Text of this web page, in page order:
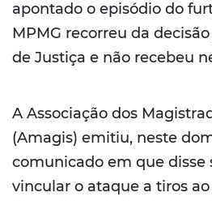
apontado o episódio do
MPMG recorreu da
de Justiça e não recebeu
A Associação dos
(Amagis) emitiu, neste
comunicado em que disse
vincular o ataque a tiros